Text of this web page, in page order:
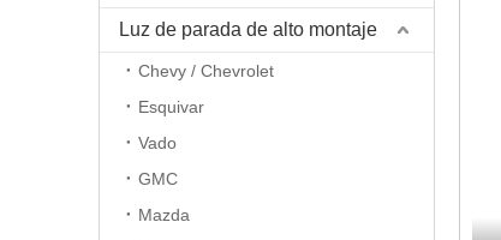
Luz de parada de alto montaje
Chevy / Chevrolet
Esquivar
Vado
GMC
Mazda